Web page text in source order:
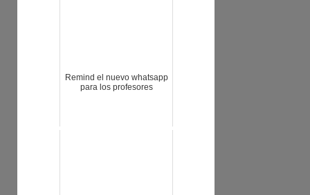
Remind el nuevo whatsapp
para los profesores